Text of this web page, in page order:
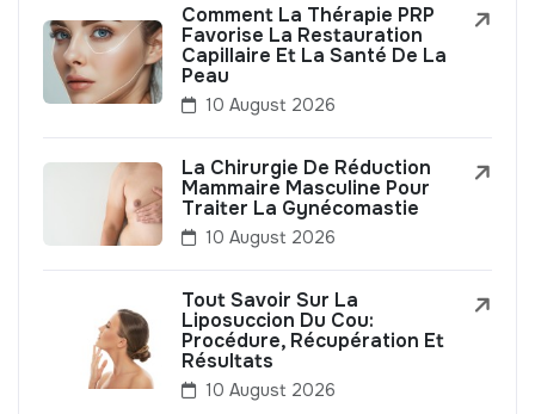
Comment La Thérapie PRP
Favorise La Restauration
Capillaire Et La Santé De La
Peau
10 August 2026
La Chirurgie De Réduction
Mammaire Masculine Pour
Traiter La Gynécomastie
10 August 2026
Tout Savoir Sur La
Liposuccion Du Cou:
Procédure, Récupération Et
Résultats
10 August 2026